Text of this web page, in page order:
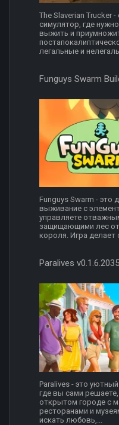
The Slaverian Trucker
симулятор, где
выжить и
легальные и
Funguys Swarm
Funguys Swarm - это
выживание с
управляете
защищающими лес от
короля. Игра делает
Paralives
Paralives - это
где вы сами
открытом городе с
ресторанами и
искать любовь,...